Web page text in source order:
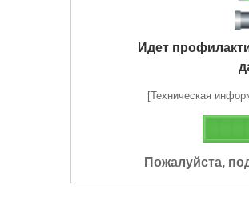
Идет
[Техническая
Пожалуйста,